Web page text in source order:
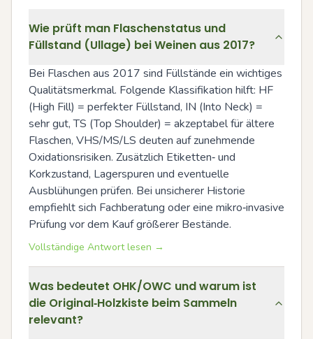
Wie prüft man Flaschenstatus und
Füllstand (Ullage) bei Weinen aus 2017?
Bei Flaschen aus 2017 sind Füllstände ein wichtiges
Qualitätsmerkmal. Folgende Klassifikation hilft: HF
(High Fill) = perfekter Füllstand, IN (Into Neck) =
sehr gut, TS (Top Shoulder) = akzeptabel für ältere
Flaschen, VHS/MS/LS deuten auf zunehmende
Oxidationsrisiken. Zusätzlich Etiketten‑ und
Korkzustand, Lagerspuren und eventuelle
Ausblühungen prüfen. Bei unsicherer Historie
empfiehlt sich Fachberatung oder eine mikro‑invasive
Prüfung vor dem Kauf größerer Bestände.
Vollständige Antwort lesen →
Was bedeutet OHK/OWC und warum ist
die Original‑Holzkiste beim Sammeln
relevant?